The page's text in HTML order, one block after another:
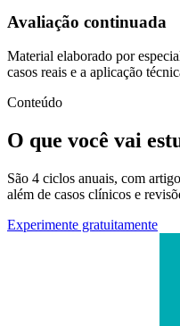
Avaliação continuada
Material elaborado por
casos reais e a aplicação
Conteúdo
O que você vai
São 4 ciclos anuais, com
além de casos clínicos e
Experimente gratuitamente